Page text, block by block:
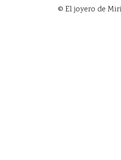
© El joyero de